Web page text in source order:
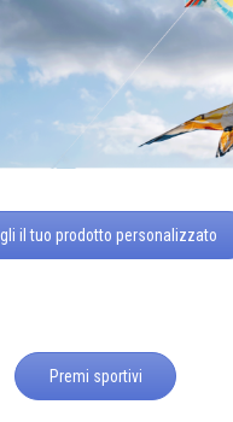
il tuo prodotto personalizzato
Premi sportivi